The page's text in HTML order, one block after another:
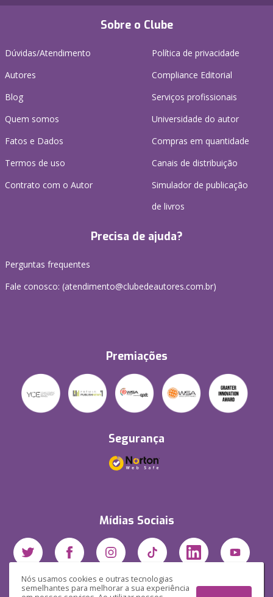
Nós usamos cookies e outras tecnologias
semelhantes para melhorar a sua experiência
Sobre o Clube
Dúvidas/Atendimento
Autores
Blog
Quem somos
Fatos e Dados
Termos de uso
Contrato com o Autor
Política de privacidade
Compliance Editorial
Serviços profissionais
Universidade do autor
Compras em quantidade
Canais de distribuição
Simulador de publicação
de livros
Precisa de ajuda?
Perguntas frequentes
Fale conosco: (atendimento@clubedeautores.com.br)
Premiações
Segurança
Mídias Sociais